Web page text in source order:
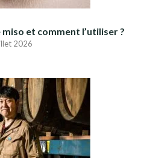
miso et comment l’utiliser ?
2026